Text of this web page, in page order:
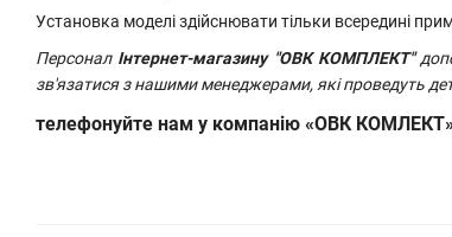
Установка моделі здійснювати тільки всередині
Персонал Інтернет-магазину "ОВК КОМПЛЕКТ"
зв'язатися з нашими менеджерами, які проведуть
телефонуйте нам у компанію «ОВК КОМЛЕКТ»!